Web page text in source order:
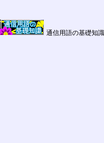
通信用語の基礎知